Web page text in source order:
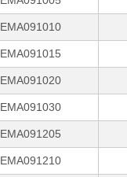
EMA091010
EMA091015
EMA091020
EMA091030
EMA091205
EMA091210